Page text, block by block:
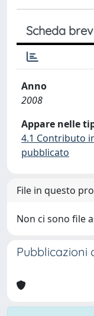
Scheda
Anno
2008
Appare nelle
4.1 Contributo
pubblicato
File in questo
Non ci sono file
Pubblicazioni